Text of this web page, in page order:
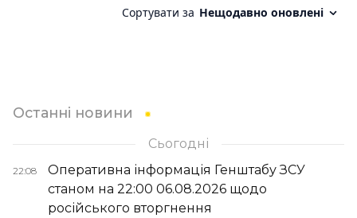
Останні новини
Сьогодні
22:08
Оперативна інформація Генштабу ЗСУ
станом на 22:00 06.08.2026 щодо
російського вторгнення